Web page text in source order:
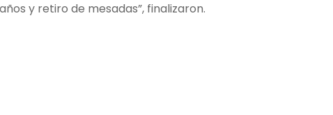
y retiro de mesadas”, finalizaron.